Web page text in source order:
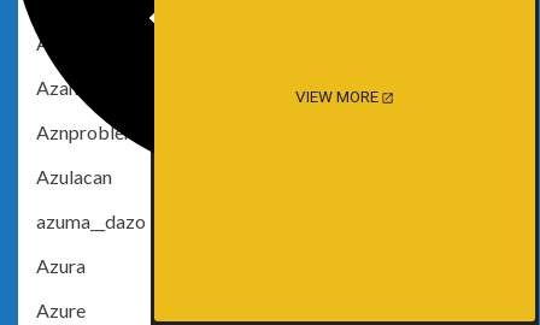
VIEW MORE
Azami
Azami San
Aznproblems
Azulacan
azuma__dazo
Azura
Azure